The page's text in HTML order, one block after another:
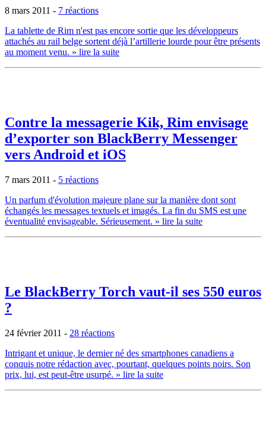
8 mars 2011 - 7 réactions
La tablette de Rim n'est pas encore sortie que les développeurs
attachés au rail belge sortent déjà l’artillerie lourde pour être présents
au moment venu. » lire la suite
Contre la messagerie Kik, Rim envisage
d’exporter son BlackBerry Messenger
vers Android et iOS
7 mars 2011 - 5 réactions
Un parfum d'évolution majeure plane sur la manière dont sont
échangés les messages textuels et imagés. La fin du SMS est une
éventualité envisageable. Sérieusement. » lire la suite
Le BlackBerry Torch vaut-il ses 550 euros
?
24 février 2011 - 28 réactions
Intrigant et unique, le dernier né des smartphones canadiens a
conquis notre rédaction avec, pourtant, quelques points noirs. Son
prix, lui, est peut-être usurpé. » lire la suite